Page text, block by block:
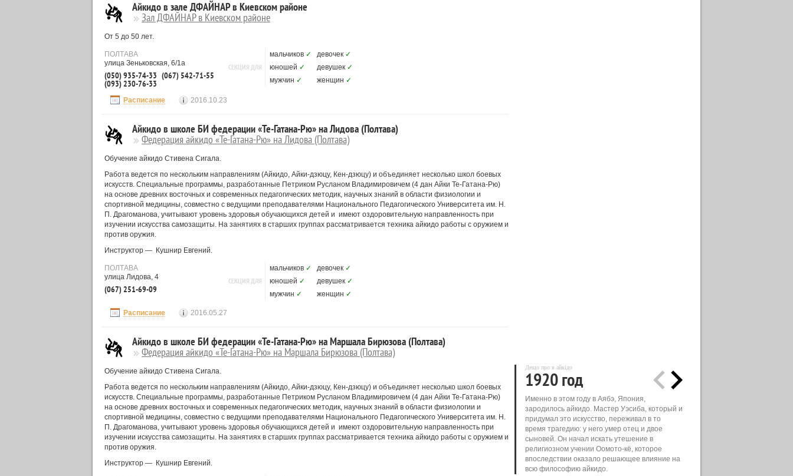
Айкидо в зале ДФАЙНАР в Киевском районе
Зал ДФАЙНАР в Киевском районе
От 5 до 50 лет.
ПОЛТАВА
улица Зеньковская, 6/1а
(050) 935-74-33 (067) 542-71-55
(093) 230-76-33
СЕКЦИЯ ДЛЯ
мальчиков ✓ девочек ✓
юношей ✓ девушек ✓
мужчин ✓ женщин ✓
Расписание 2016.10.23
Айкидо в школе БИ федерации «Те-Гатана-Рю» на Лидова (Полтава)
Федерация айкидо «Те-Гатана-Рю» на Лидова (Полтава)
Обучение айкидо Стивена Сигала.
Работа ведется по нескольким направлениям (Айкидо, Айки-дзюцу, Кен-дзюцу) и объединяет несколько школ боевых
искусств. Специальные программы, разработанные Петриком Русланом Владимировичем (4 дан Айки Те-Гатана-Рю)
на основе древних восточных и современных педагогических методик, научных знаний в области физиологии и
спортивной медицины, совместно с ведущими преподавателями Национального Педагогического Университета им. Н.
П. Драгоманова, учитывают уровень здоровья обучающихся детей и имеют оздоровительную направленность при
изучении искусства самозащиты. На занятиях в старших группах рассматривается техника айкидо работы с оружием и
против оружия.
Инструктор — Кушнир Евгений.
ПОЛТАВА
улица Лидова, 4
(067) 251-69-09
СЕКЦИЯ ДЛЯ
мальчиков ✓ девочек ✓
юношей ✓ девушек ✓
мужчин ✓ женщин ✓
Расписание 2016.05.27
Айкидо в школе БИ федерации «Те-Гатана-Рю» на Маршала Бирюзова (Полтава)
Федерация айкидо «Те-Гатана-Рю» на Маршала Бирюзова (Полтава)
Обучение айкидо Стивена Сигала.
Работа ведется по нескольким направлениям (Айкидо, Айки-дзюцу, Кен-дзюцу) и объединяет несколько школ боевых
искусств. Специальные программы, разработанные Петриком Русланом Владимировичем (4 дан Айки Те-Гатана-Рю)
на основе древних восточных и современных педагогических методик, научных знаний в области физиологии и
спортивной медицины, совместно с ведущими преподавателями Национального Педагогического Университета им. Н.
П. Драгоманова, учитывают уровень здоровья обучающихся детей и имеют оздоровительную направленность при
изучении искусства самозащиты. На занятиях в старших группах рассматривается техника айкидо работы с оружием и
против оружия.
Инструктор — Кушнир Евгений.
Дещо про в айкідо
1920 год
Именно в этом году в Аябэ, Япония,
зародилось айкидо. Мастер Уэсиба, который и
придумал это искусство, переживал в то
время трагедию: у него умер отец и двое
сыновей. Он начал искать утешение в
религиозном учении Оомото-кё, которое
впоследствии оказало решающее влияние на
всю философию айкидо.